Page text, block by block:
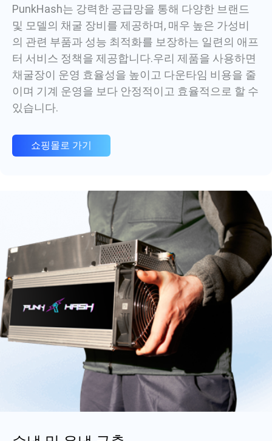
PunkHash는 강력한 공급망을 통해 다양한 브랜드
및 모델의 채굴 장비를 제공하며, 매우 높은 가성비
의 관련 부품과 성능 최적화를 보장하는 일련의 애프
터 서비스 정책을 제공합니다.우리 제품을 사용하면
채굴장이 운영 효율성을 높이고 다운타임 비용을 줄
이며 기계 운영을 보다 안정적이고 효율적으로 할 수
있습니다.
쇼핑몰로 가기